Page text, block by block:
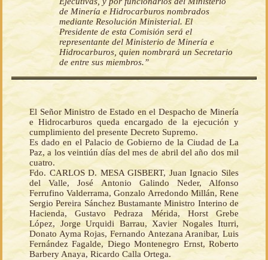
de Minería e Hidrocarburos nombrados
mediante Resolución Ministerial. El
Presidente de esta Comisión será el
representante del Ministerio de Minería e
Hidrocarburos, quien nombrará un Secretario
de entre sus miembros.”
El Señor Ministro de Estado en el Despacho de Minería
e Hidrocarburos queda encargado de la ejecución y
cumplimiento del presente Decreto Supremo.
Es dado en el Palacio de Gobierno de la Ciudad de La
Paz, a los veintiún días del mes de abril del año dos mil
cuatro.
Fdo. CARLOS D. MESA GISBERT, Juan Ignacio Siles
del Valle, José Antonio Galindo Neder, Alfonso
Ferrufino Valderrama, Gonzalo Arredondo Millán, Rene
Sergio Pereira Sánchez Bustamante Ministro Interino de
Hacienda, Gustavo Pedraza Mérida, Horst Grebe
López, Jorge Urquidi Barrau, Xavier Nogales Iturri,
Donato Ayma Rojas, Fernando Antezana Aranibar, Luis
Fernández Fagalde, Diego Montenegro Ernst, Roberto
Barbery Anaya, Ricardo Calla Ortega.